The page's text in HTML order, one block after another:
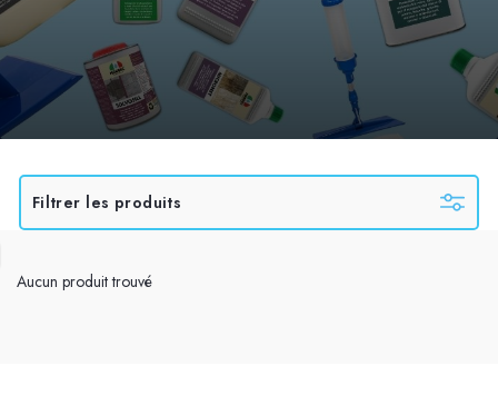
Filtrer les produits
Aucun produit trouvé